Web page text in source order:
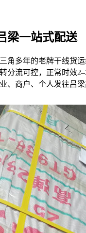
梁一站式配送
角多年的老牌干线货
分流可控，正常时效
、商户、个人发往吕梁